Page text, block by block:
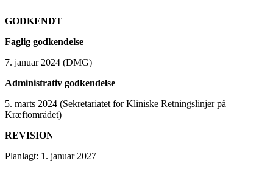
GODKENDT
Faglig godkendelse
7. januar 2024 (DMG)
Administrativ godkendelse
5. marts 2024 (Sekretariatet for Kliniske Retningslinjer på
Kræftområdet)
REVISION
Planlagt: 1. januar 2027